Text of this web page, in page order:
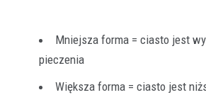
Mniejsza forma = ciasto jest
pieczenia
Większa forma = ciasto jest